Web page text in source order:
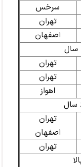
سرخس
تهران
اصفهان
تهران
تهران
اهواز
تهران
اصفهان
تهران